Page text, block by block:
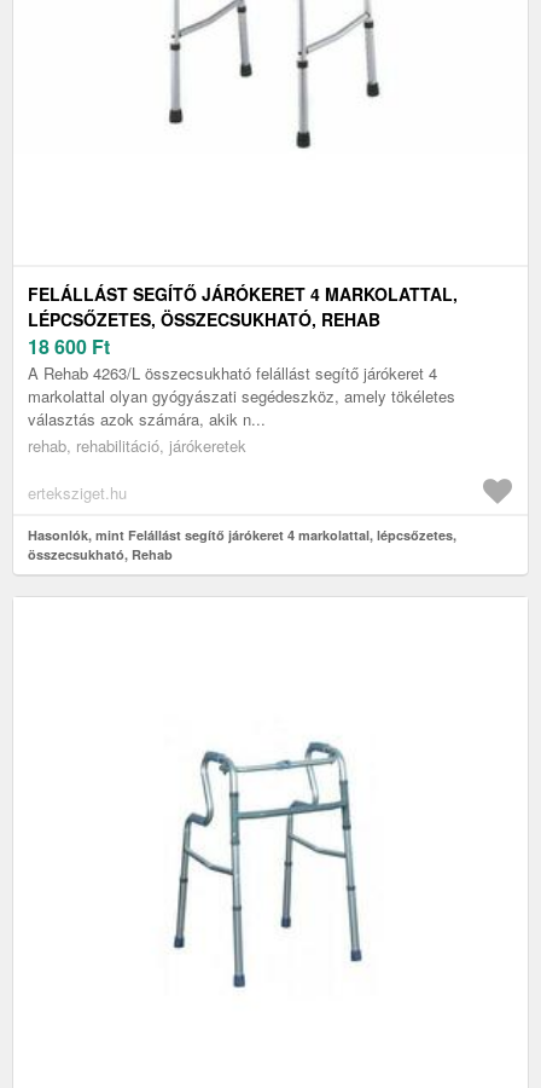
FELÁLLÁST SEGÍTŐ JÁRÓKERET 4 MARKOLATTAL,
LÉPCSŐZETES, ÖSSZECSUKHATÓ, REHAB
18 600 Ft
A Rehab 4263/L összecsukható felállást segítő járókeret 4
markolattal olyan gyógyászati segédeszköz, amely tökéletes
választás azok számára, akik n...
rehab, rehabilitáció, járókeretek
erteksziget.hu
Hasonlók, mint Felállást segítő járókeret 4 markolattal, lépcsőzetes,
összecsukható, Rehab